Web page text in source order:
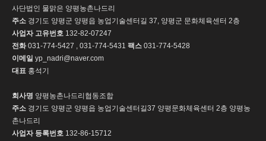
사단법인 물맑은 양평농촌나드리
주소 경기도 양평군 양평읍 농업기술센터길 37, 양평군 문화체육센터 2층
사업자 고유번호 132-82-07247
전화031-774-5427 , 031-774-5431 팩스 031-774-5428
이메일 yp_nadri@naver.com
대표 홍석기
회사명 양평농촌나드리협동조합
주소 경기도 양평군 양평읍 농업기술센터길37 양평문화체육센터 2층 양평농
촌나드리
사업자 등록번호 132-86-15712